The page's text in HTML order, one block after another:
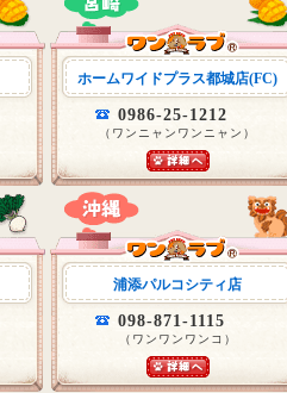
ホームワイドプラス都城店(FC)
0986-25-1212
（ワンニャンワンニャン）
浦添パルコシティ店
098-871-1115
（ワンワンワンコ）